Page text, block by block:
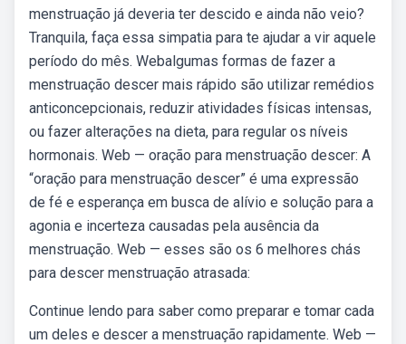
menstruação já deveria ter descido e ainda não veio?
Tranquila, faça essa simpatia para te ajudar a vir aquele
período do mês. Webalgumas formas de fazer a
menstruação descer mais rápido são utilizar remédios
anticoncepcionais, reduzir atividades físicas intensas,
ou fazer alterações na dieta, para regular os níveis
hormonais. Web — oração para menstruação descer: A
“oração para menstruação descer” é uma expressão
de fé e esperança em busca de alívio e solução para a
agonia e incerteza causadas pela ausência da
menstruação. Web — esses são os 6 melhores chás
para descer menstruação atrasada:
Continue lendo para saber como preparar e tomar cada
um deles e descer a menstruação rapidamente. Web —